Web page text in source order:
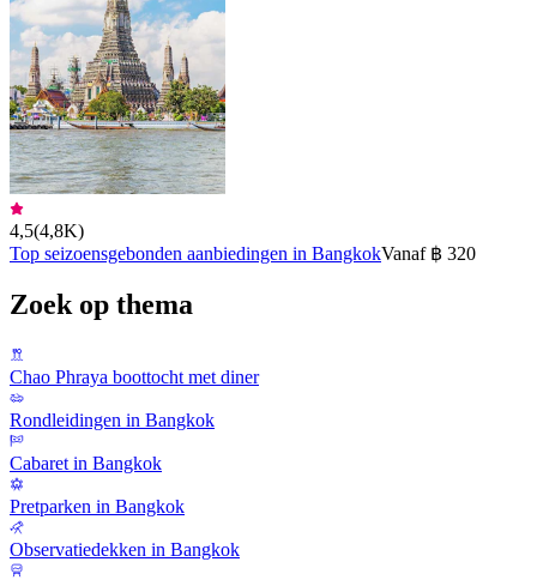
4,5(4,8K)
Top seizoensgebonden aanbiedingen in BangkokVanaf ฿ 320
Zoek op thema
Chao Phraya boottocht met diner
Rondleidingen in Bangkok
Cabaret in Bangkok
Pretparken in Bangkok
Observatiedekken in Bangkok